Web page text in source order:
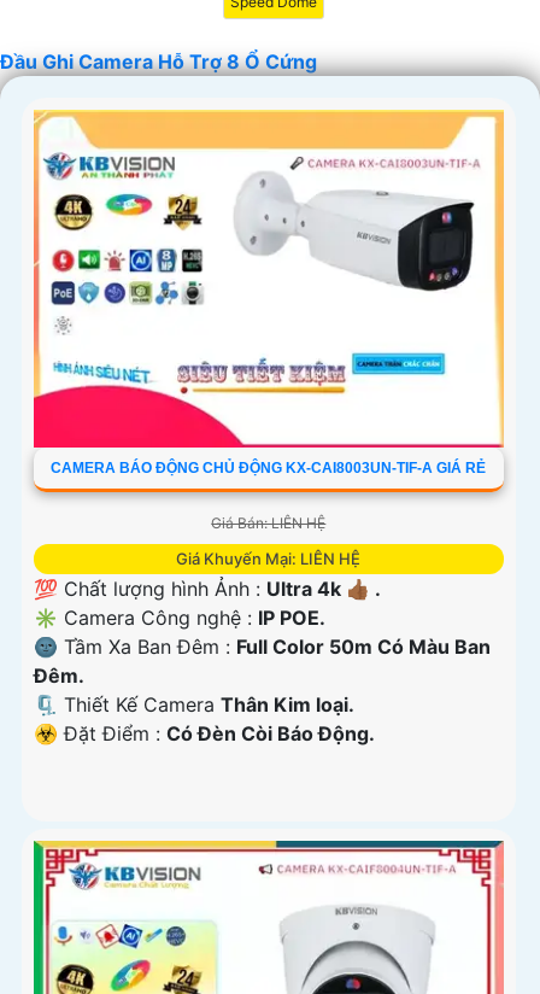
Đầu Ghi Camera Hỗ Trợ 8 Ổ Cứng
CAMERA BÁO ĐỘNG CHỦ ĐỘNG KX-CAI8003UN-TIF-A GIÁ RẺ
Giá Bán: LIÊN HỆ
Giá Khuyến Mại: LIÊN HỆ
💯 Chất lượng hình Ảnh : Ultra 4k 👍🏾 .
✳️ Camera Công nghệ : IP POE.
🌚 Tầm Xa Ban Đêm : Full Color 50m Có Màu Ban
Ðêm.
🗜️ Thiết Kế Camera Thân Kim loại.
️☣️ Đặt Điểm : Có Ðèn Còi Báo Động.